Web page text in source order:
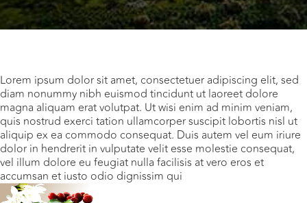
Lorem ipsum dolor sit amet, consectetuer adipiscing elit, sed
diam nonummy nibh euismod tincidunt ut laoreet dolore
magna aliquam erat volutpat. Ut wisi enim ad minim veniam,
quis nostrud exerci tation ullamcorper suscipit lobortis nisl ut
aliquip ex ea commodo consequat. Duis autem vel eum iriure
dolor in hendrerit in vulputate velit esse molestie consequat,
vel illum dolore eu feugiat nulla facilisis at vero eros et
accumsan et iusto odio dignissim qui